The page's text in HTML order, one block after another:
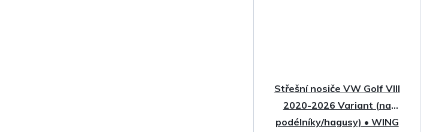
Střešní nosiče VW Golf VIII
2020-2026 Variant (na
podélníky/hagusy) • WING